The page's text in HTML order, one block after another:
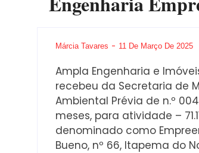
Márcia Tavares 11 De Março De 2025
Ampla Engenharia e
recebeu da Secretaria de
Ambiental Prévia de n.º
meses, para atividade –
denominado como
Bueno, nº 66, Itapema do